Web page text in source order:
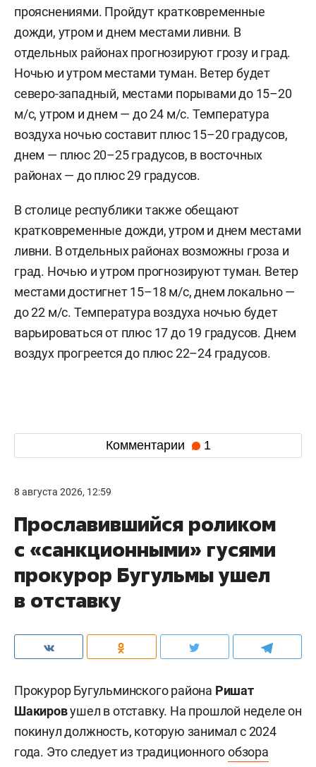
прояснениями. Пройдут кратковременные
дожди, утром и днем местами ливни. В
отдельных районах прогнозируют грозу и град.
Ночью и утром местами туман. Ветер будет
северо-западный, местами порывами до 15–20
м/c, утром и днем — до 24 м/с. Температура
воздуха ночью составит плюс 15–20 градусов,
днем — плюс 20–25 градусов, в восточных
районах — до плюс 29 градусов.
В столице республики также обещают
кратковременные дожди, утром и днем местами
ливни. В отдельных районах возможны гроза и
град. Ночью и утром прогнозируют туман. Ветер
местами достигнет 15–18 м/с, днем локально —
до 22 м/с. Температура воздуха ночью будет
варьироваться от плюс 17 до 19 градусов. Днем
воздух прогреется до плюс 22–24 градусов.
Комментарии 1
8 августа 2026, 12:59
Прославившийся роликом
с «санкционными» гусями
прокурор Бугульмы ушел
в отставку
Прокурор Бугульминского района Ришат
Шакировушел в отставку. На прошлой неделе он
покинул должность, которую занимал с 2024
года. Это следует из традиционногообзора